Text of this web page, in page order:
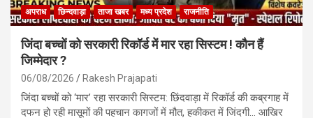
अपराध छिन्दवाड़ा ताजा खबर मध्य प्रदेश राजनीति
जिंदा बच्चों को सरकारी रिकॉर्ड में मार रहा सिस्टम ! कौन हैं
जिम्मेदार ?
06/08/2026 Rakesh Prajapati
जिंदा बच्चों को ‘मार’ रहा सरकारी सिस्टम: छिंदवाड़ा में रिकॉर्ड की कब्रगाह में
दफन हो रही मासूमों की पहचान कागजों में मौत, हकीकत में जिंदगी… आखिर